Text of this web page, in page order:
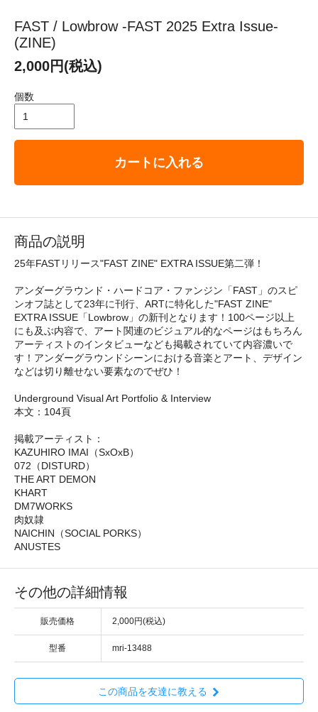
FAST / Lowbrow -FAST 2025 Extra Issue-
(ZINE)
2,000円(税込)
個数
カートに入れる
商品の説明
25年FASTリリース"FAST ZINE" EXTRA ISSUE第二弾！
アンダーグラウンド・ハードコア・ファンジン「FAST」のスピ
ンオフ誌として23年に刊行、ARTに特化した"FAST ZINE"
EXTRA ISSUE「Lowbrow」の新刊となります！100ページ以上
にも及ぶ内容で、アート関連のビジュアル的なページはもちろん
アーティストのインタビューなども掲載されていて内容濃いで
す！アンダーグラウンドシーンにおける音楽とアート、デザイン
などは切り離せない要素なのでぜひ！
Underground Visual Art Portfolio & Interview
本文：104頁
掲載アーティスト：
KAZUHIRO IMAI（SxOxB）
072（DISTURD）
THE ART DEMON
KHART
DM7WORKS
肉奴隷
NAICHIN（SOCIAL PORKS）
ANUSTES
その他の詳細情報
販売価格 2,000円(税込)
型番 mri-13488
この商品を友達に教える